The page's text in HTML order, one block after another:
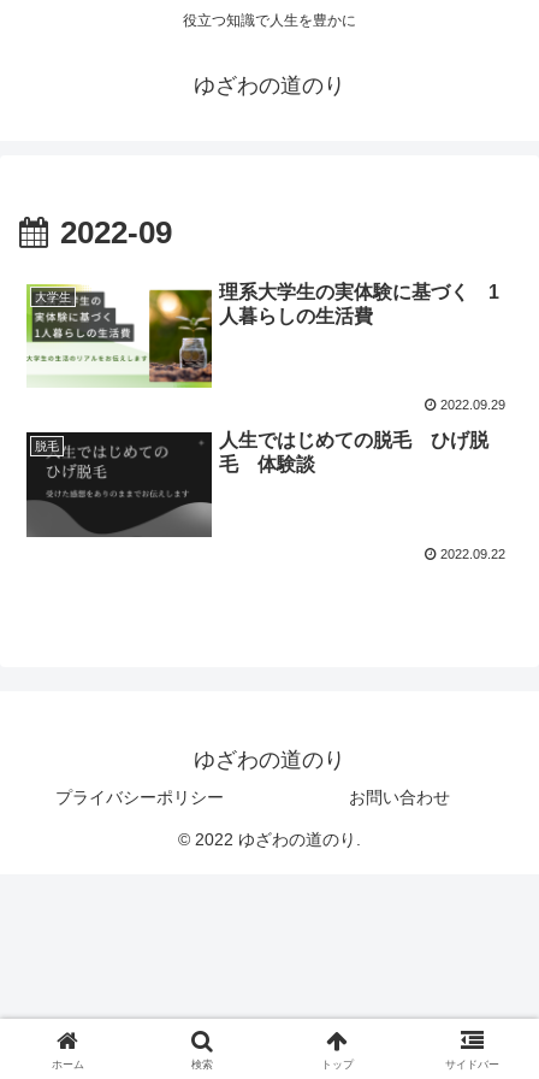
役立つ知識で人生を豊かに
ゆざわの道のり
2022-09
大学生
理系大学生の実体験に基づく 1
人暮らしの生活費
2022.09.29
脱毛
人生ではじめての脱毛 ひげ脱
毛 体験談
2022.09.22
ゆざわの道のり
プライバシーポリシー お問い合わせ
© 2022 ゆざわの道のり.
ホーム 検索 トップ サイドバー